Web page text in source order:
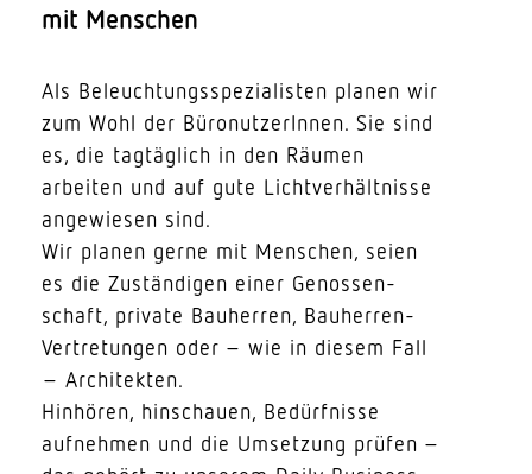
mit Menschen
Als Beleuch­tungs­spe­zia­listen planen wir
zum Wohl der Büro­nut­ze­rInnen. Sie sind
es, die tagtäglich in den Räumen
arbeiten und auf gute Licht­ver­hält­nisse
ange­wiesen sind.
Wir planen gerne mit Menschen, seien
es die Zustän­digen einer Genos­sen­
schaft, private Bauherren, Bauherren-
Vertre­tungen oder – wie in diesem Fall
– Architekten.
Hinhören, hinschauen, Bedürf­nisse
aufnehmen und die Umsetzung prüfen –